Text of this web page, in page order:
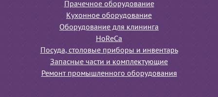
Прачечное оборудование
Кухонное оборудование
Оборудование для клининга
HoReCa
Посуда, столовые приборы и инвентарь
Запасные части и комплектующие
Ремонт промышленного оборудования